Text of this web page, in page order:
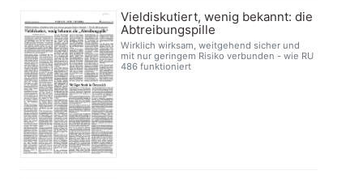
Vieldiskutiert, wenig bekannt: die
Abtreibungspille
Wirklich wirksam, weitgehend sicher und
mit nur geringem Risiko verbunden - wie RU
486 funktioniert